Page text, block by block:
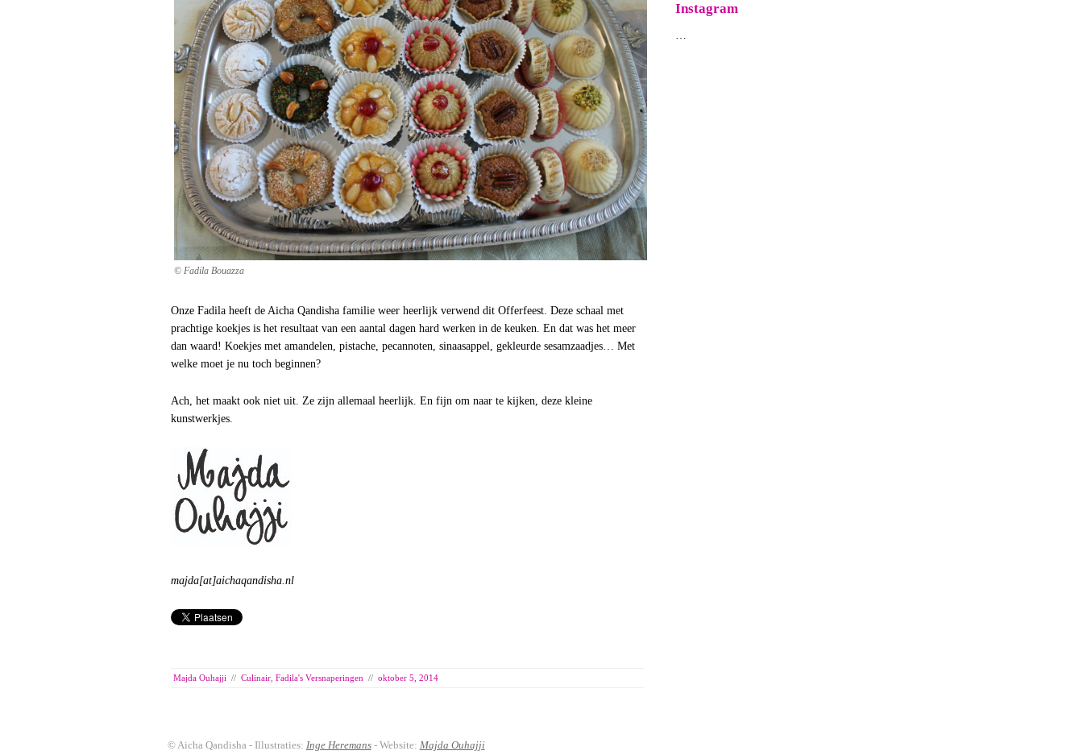
© Fadila Bouazza
Onze Fadila heeft de Aicha Qandisha familie weer heerlijk verwend dit Offerfeest. Deze schaal met
prachtige koekjes is het resultaat van een aantal dagen hard werken in de keuken. En dat was het meer
dan waard! Koekjes met amandelen, pistache, pecannoten, sinaasappel, gekleurde sesamzaadjes… Met
welke moet je nu toch beginnen?
Ach, het maakt ook niet uit. Ze zijn allemaal heerlijk. En fijn om naar te kijken, deze kleine
kunstwerkjes.
majda[at]aichaqandisha.nl
Majda Ouhajji // Culinair, Fadila's Versnaperingen // oktober 5, 2014
Instagram
…
© Aicha Qandisha - Illustraties: Inge Heremans- Website: Majda Ouhajji